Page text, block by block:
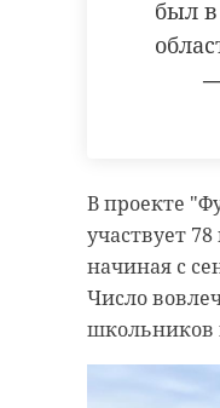
был
В проекте
участвует
начиная с
Число
школьников
Во
районе
22 апреля, 19:23
В
один
области
«Лада» и
одного